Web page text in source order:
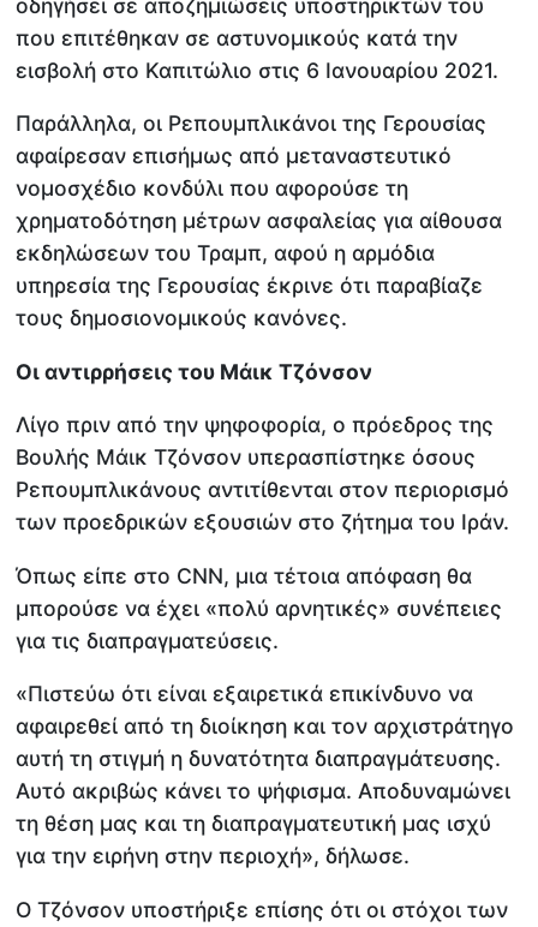
οδηγήσει σε αποζημιώσεις υποστηρικτών του
που επιτέθηκαν σε αστυνομικούς κατά την
εισβολή στο Καπιτώλιο στις 6 Ιανουαρίου 2021.
Παράλληλα, οι Ρεπουμπλικάνοι της Γερουσίας
αφαίρεσαν επισήμως από μεταναστευτικό
νομοσχέδιο κονδύλι που αφορούσε τη
χρηματοδότηση μέτρων ασφαλείας για αίθουσα
εκδηλώσεων του Τραμπ, αφού η αρμόδια
υπηρεσία της Γερουσίας έκρινε ότι παραβίαζε
τους δημοσιονομικούς κανόνες.
Οι αντιρρήσεις του Μάικ Τζόνσον
Λίγο πριν από την ψηφοφορία, ο πρόεδρος της
Βουλής Μάικ Τζόνσον υπερασπίστηκε όσους
Ρεπουμπλικάνους αντιτίθενται στον περιορισμό
των προεδρικών εξουσιών στο ζήτημα του Ιράν.
Όπως είπε στο CNN, μια τέτοια απόφαση θα
μπορούσε να έχει «πολύ αρνητικές» συνέπειες
για τις διαπραγματεύσεις.
«Πιστεύω ότι είναι εξαιρετικά επικίνδυνο να
αφαιρεθεί από τη διοίκηση και τον αρχιστράτηγο
αυτή τη στιγμή η δυνατότητα διαπραγμάτευσης.
Αυτό ακριβώς κάνει το ψήφισμα. Αποδυναμώνει
τη θέση μας και τη διαπραγματευτική μας ισχύ
για την ειρήνη στην περιοχή», δήλωσε.
Ο Τζόνσον υποστήριξε επίσης ότι οι στόχοι των